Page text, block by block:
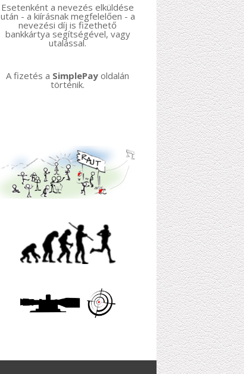
Esetenként a nevezés elküldése
után - a kiírásnak megfelelően - a
nevezési díj is fizethető
bankkártya segítségével, vagy
utalással.
A fizetés a SimplePay oldalán
történik.